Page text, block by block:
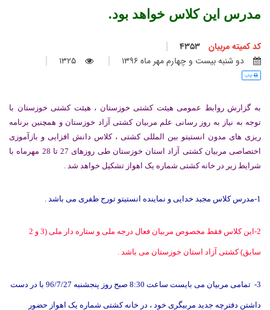
مدرس این کلاس خواهد بود.
کد کمیته مربیان
دو شنبه بيست و چهارم مهر ماه 1396
1325
چاپ
به گزارش روابط عمومی هیئت کشتی خوزستان ، هیئت کشتی خوزستان با
توجه به نیاز به روز رسانی علم مربیان کشتی آزاد خوزستان و همچنین برنامه
ریزی های مدون انستیتو بین المللی کشتی ، کلاس دانش افزایی و بازآموزی
اختصاصی مربیان کشتی آزاد استان خوزستان طی روزهای 27 تا 28 مهرماه با
شرایط زیر در خانه کشتی شماره یک اهواز تشکیل خواهد شد .
1-مدرس کلاس مجید خدایی و نماینده انستیتو تورج ظفری می باشد .
2-این کلاس فقط مخصوص مربیان فعال درجه ملی و ستاره دار ملی (3 و 2
سابق) کشتی آزاد استان خوزستان می باشد .
3- تمامی مربیان می بایست ساعت 8:30 صبح روز پنجشنبه 96/7/27 با در دست
داشتن دفترچه جدید مربیگری خود ، در خانه کشتی شماره یک اهواز حضور